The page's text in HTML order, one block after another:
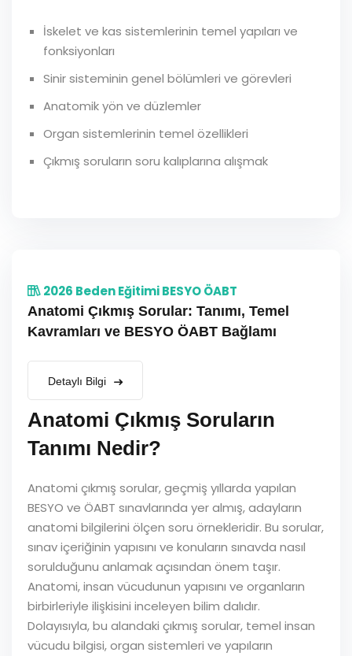
İskelet ve kas sistemlerinin temel yapıları ve
fonksiyonları
Sinir sisteminin genel bölümleri ve görevleri
Anatomik yön ve düzlemler
Organ sistemlerinin temel özellikleri
Çıkmış soruların soru kalıplarına alışmak
2026 Beden Eğitimi BESYO ÖABT
Anatomi Çıkmış Sorular: Tanımı, Temel
Kavramları ve BESYO ÖABT Bağlamı
Detaylı Bilgi
Anatomi Çıkmış Soruların
Tanımı Nedir?
Anatomi çıkmış sorular, geçmiş yıllarda yapılan
BESYO ve ÖABT sınavlarında yer almış, adayların
anatomi bilgilerini ölçen soru örnekleridir. Bu sorular,
sınav içeriğinin yapısını ve konuların sınavda nasıl
sorulduğunu anlamak açısından önem taşır.
Anatomi, insan vücudunun yapısını ve organların
birbirleriyle ilişkisini inceleyen bilim dalıdır.
Dolayısıyla, bu alandaki çıkmış sorular, temel insan
vücudu bilgisi, organ sistemleri ve yapıların